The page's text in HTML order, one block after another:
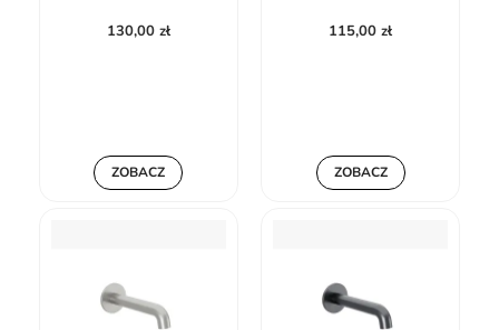
130,00 zł
ZOBACZ
115,00 zł
ZOBACZ